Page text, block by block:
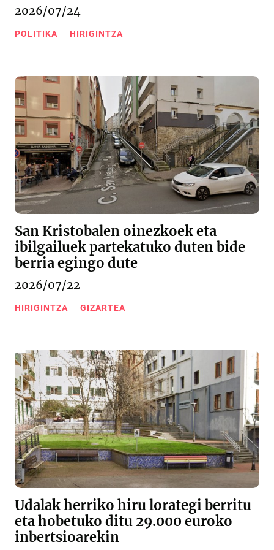
2026/07/24
POLITIKA HIRIGINTZA
San Kristobalen oinezkoek eta
ibilgailuek partekatuko duten bide
berria egingo dute
2026/07/22
HIRIGINTZA GIZARTEA
Udalak herriko hiru lorategi berritu
eta hobetuko ditu 29.000 euroko
inbertsioarekin